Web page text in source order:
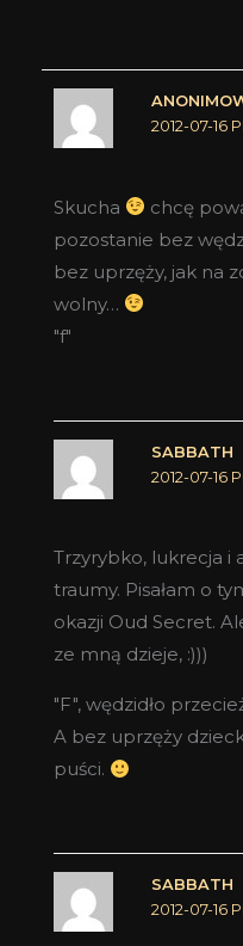
2012-07-16
Skucha
chcę
pozostanie bez
bez uprzęży, jak na
wolny…
"f"
SABBATH
2012-07-16
Trzyrybko, lukrecja i
traumy. Pisałam o
okazji Oud Secret.
ze mną dzieje, :)))
"F", wędzidło
A bez uprzęży
puści.
SABBATH
2012-07-16